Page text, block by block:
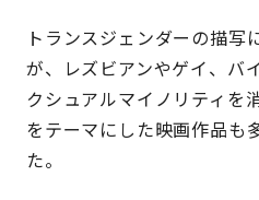
トランスジェンダーの描写
が、レズビアンやゲイ、バ
クシュアルマイノリティを
をテーマにした映画作品も
た。